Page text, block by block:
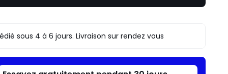
sous 4 à 6 jours. Livraison sur rendez vous